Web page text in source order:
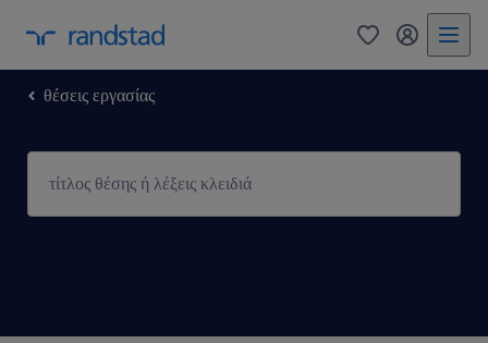
0 my
θέσεις εργασίας